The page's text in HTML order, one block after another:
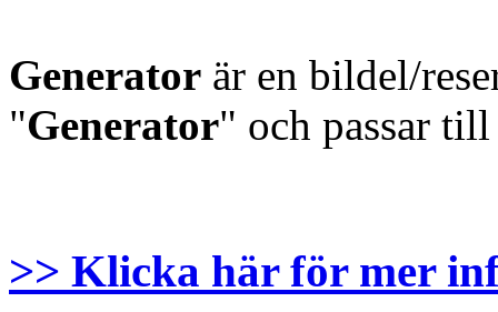
Generator är en bildel/
"Generator" och passar
>> Klicka här för mer